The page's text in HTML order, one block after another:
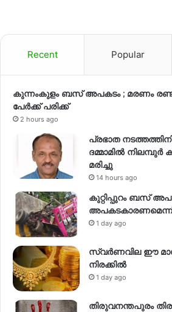
Recent Popular
കുന്നംകുളം ബസ് അപകടം ; മരണം
പേർക്ക് പരിക്ക്
2 hours ago
പ്രഭാത
ദമ്മാമിൽ നിലമ്പുർ
മരിച്ചു
14 hours ago
കുറ്റിപ്പുറം ബസ്
അപകടകാരണമെന്ന്
1 day ago
സ്വര്‍ണവില ഈ
നിരക്കില്‍
1 day ago
തിരുവനന്തപുരം